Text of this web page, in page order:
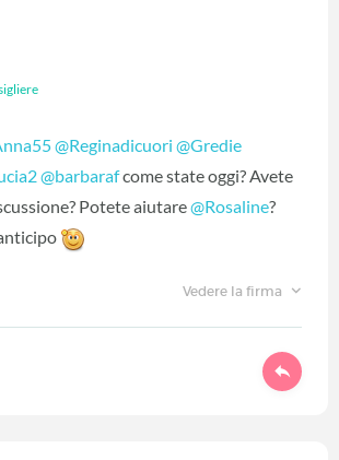
@Reginadicuori @Gredie
@barbaraf‍ come state oggi? Avete
Potete aiutare@Rosaline‍?
Vedere la firma